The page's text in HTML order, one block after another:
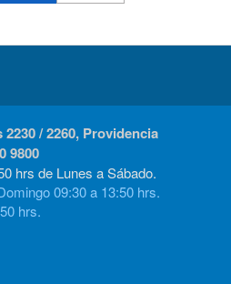
/ 2260, Providencia
9800
hrs de Lunes a Sábado.
09:30 a 13:50 hrs.
hrs.